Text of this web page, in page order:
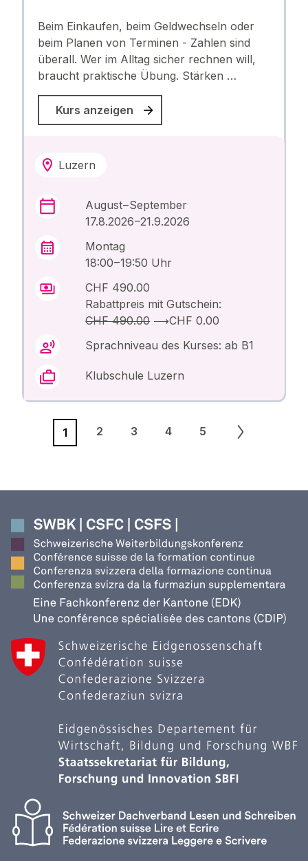
Beim Einkaufen, beim Geldwechseln oder
beim Planen von Terminen - Zahlen sind
überall. Wer im Alltag sicher rechnen will,
braucht praktische Übung. Stärken …
Kurs anzeigen
Luzern
August – September
17.8.2026 –21.9.2026
Montag
18:00 – 19:50 Uhr
CHF 490.00
Rabattpreis mit Gutschein:
CHF 490.00⟶CHF 0.00
Sprachniveau des Kurses: ab B1
Klubschule Luzern
1 2 3 4 5